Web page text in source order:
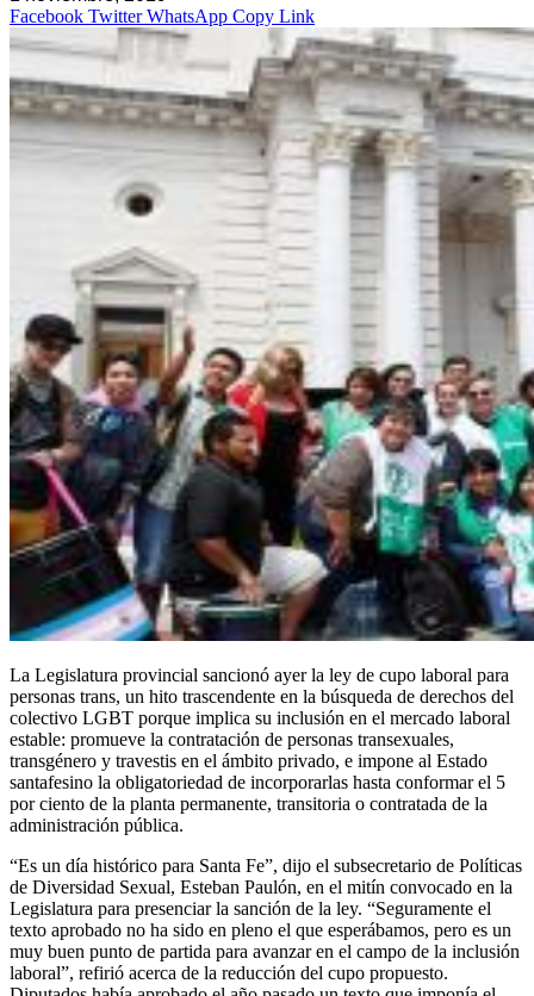
Facebook Twitter WhatsApp Copy Link
La Legislatura provincial sancionó ayer la ley de cupo laboral para
personas trans, un hito trascendente en la búsqueda de derechos del
colectivo LGBT porque implica su inclusión en el mercado laboral
estable: promueve la contratación de personas transexuales,
transgénero y travestis en el ámbito privado, e impone al Estado
santafesino la obligatoriedad de incorporarlas hasta conformar el 5
por ciento de la planta permanente, transitoria o contratada de la
administración pública.
“Es un día histórico para Santa Fe”, dijo el subsecretario de Políticas
de Diversidad Sexual, Esteban Paulón, en el mitín convocado en la
Legislatura para presenciar la sanción de la ley. “Seguramente el
texto aprobado no ha sido en pleno el que esperábamos, pero es un
muy buen punto de partida para avanzar en el campo de la inclusión
laboral”, refirió acerca de la reducción del cupo propuesto.